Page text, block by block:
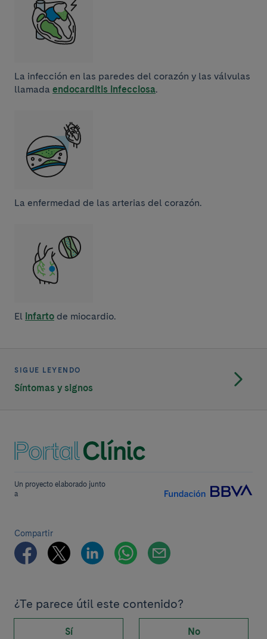
La infección en las paredes del corazón y las válvulas
llamada endocarditis infecciosa.
La enfermedad de las arterias del corazón.
El infarto de miocardio.
SIGUE LEYENDO
Síntomas y signos
Un proyecto elaborado junto
a
Compartir
¿Te parece útil este contenido?
Sí No